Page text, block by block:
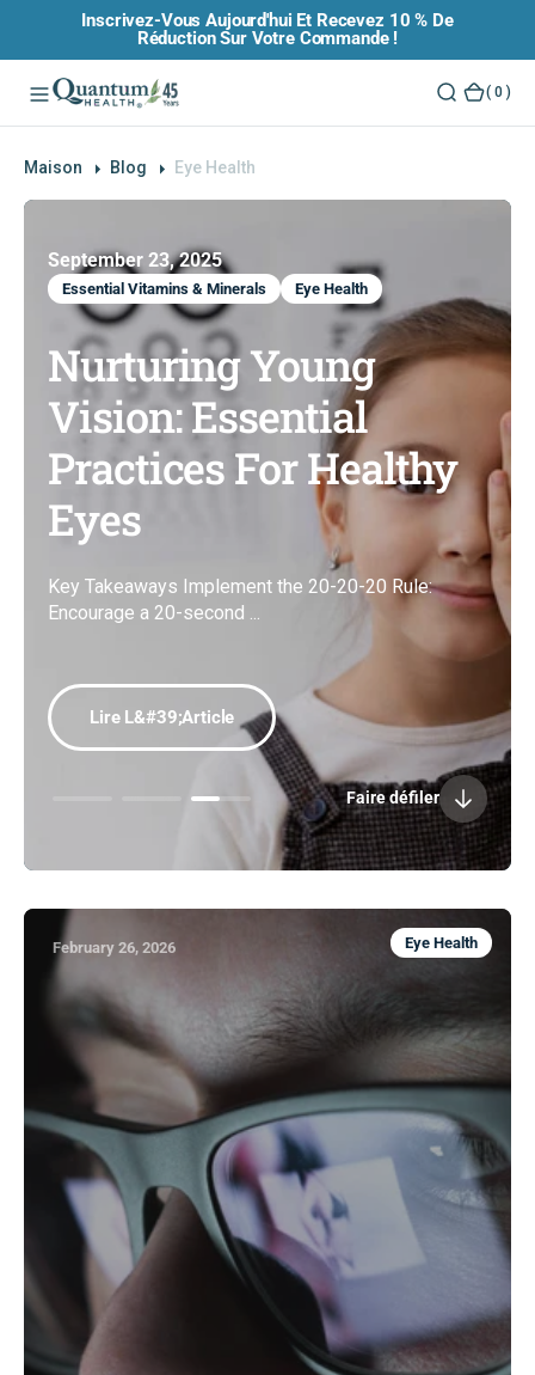
N
Inscrivez-Vous Aujourd'hui Et Recevez 10 % De
Réduction Sur Votre Commande !
( 0 )
)
Maison Blog Eye Health
September 23, 2025
Essential Vitamins & Minerals Eye Health
Nurturing Young
Vision: Essential
Practices For Healthy
Eyes
Key Takeaways Implement the 20-20-20 Rule:
Encourage a 20-second ...
Lire L&#39;article
Faire défiler
February 26, 2026 Eye Health